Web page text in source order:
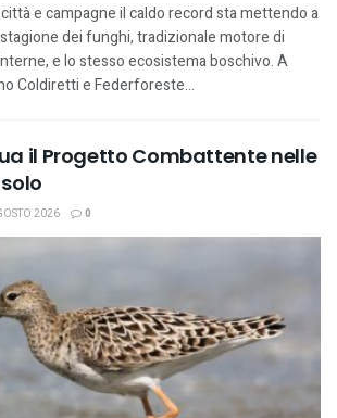
e campagne il caldo record sta mettendo a
dei funghi, tradizionale motore di
e lo stesso ecosistema boschivo. A
Coldiretti e Federforeste...
il Progetto Combattente nelle
2026 0